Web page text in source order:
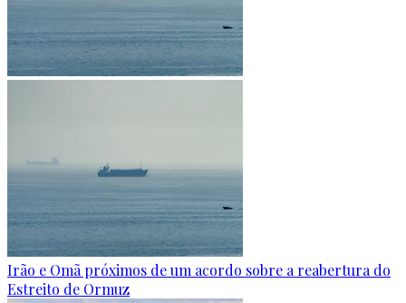
Irão e Omã próximos de um acordo sobre a reabertura do
Estreito de Ormuz